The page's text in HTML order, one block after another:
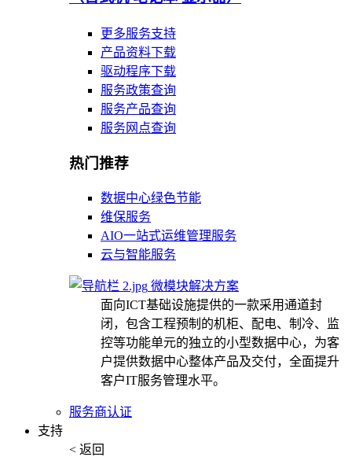
更多服务支持
产品资料下载
驱动程序下载
服务政策查询
服务产品查询
服务网点查询
热门推荐
数据中心绿色节能
维保服务
AIO一站式运维管理服务
云与智能服务
微模块解决方案
面向ICT基础设施提供的一款采用通道封
闭，包含工程预制的机柜、配电、制冷、监
控等功能单元的独立的小型数据中心，为客
户提供数据中心整体产品及交付，全面提升
客户IT服务管理水平。
服务商认证
支持
< 返回